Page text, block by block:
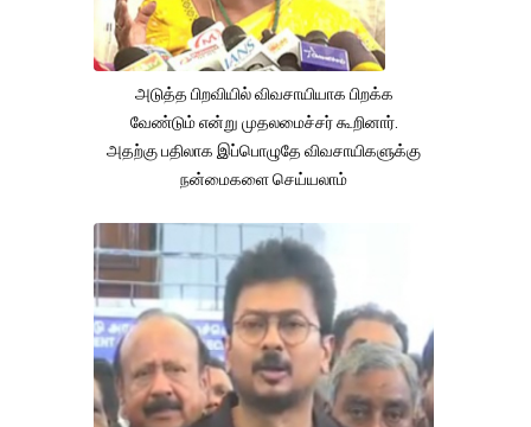
அடுத்த பிறவியில் விவசாயியாக பிறக்க
வேண்டும் என்று முதலமைச்சர் கூறினார்.
அதற்கு பதிலாக இப்பொழுதே விவசாயிகளுக்கு
நன்மைகளை செய்யலாம்